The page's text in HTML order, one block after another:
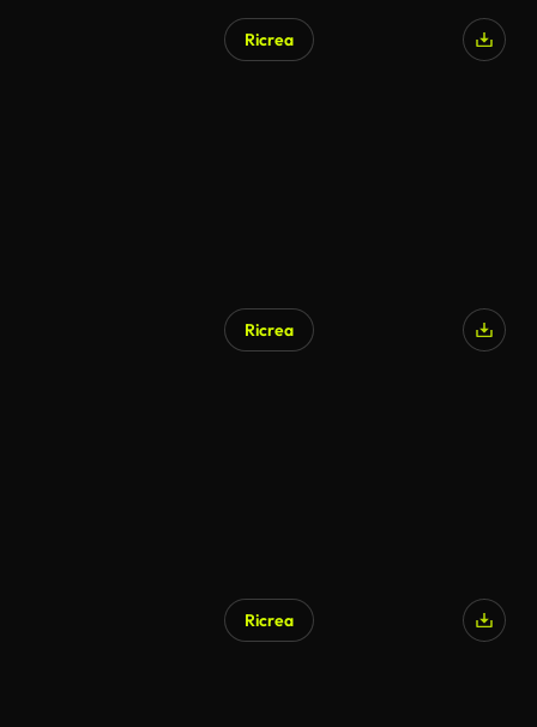
Ricrea
Ricrea
Ricrea